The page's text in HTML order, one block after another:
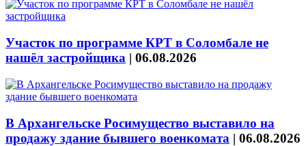
Участок по программе КРТ в Соломбале не
нашёл застройщика | 06.08.2026
В Архангельске Росимущество выставило на
продажу здание бывшего военкомата | 06.08.2026